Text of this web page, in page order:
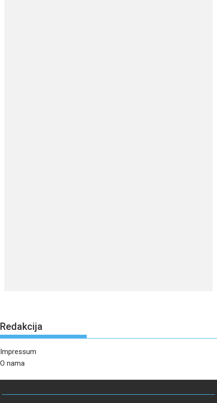
Redakcija
Impressum
O nama